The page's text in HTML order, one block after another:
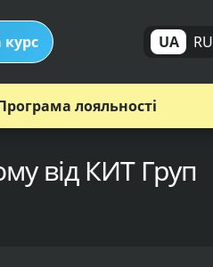
курс UA RU
лояльності
від КИТ Груп